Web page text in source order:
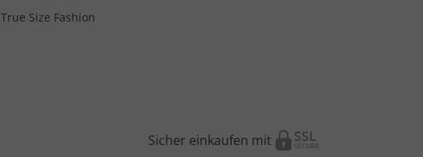
True Size Fashion
Sicher einkaufen mit